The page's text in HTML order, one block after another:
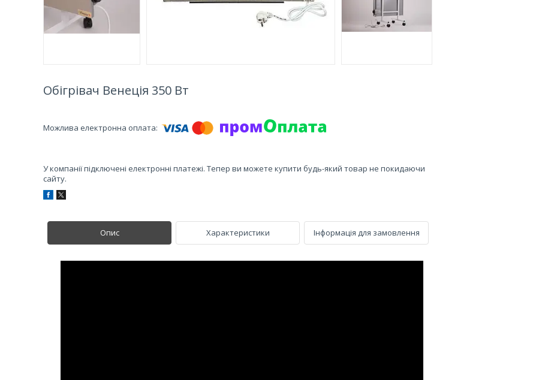
Обігрівач Венеція 350 Вт
У компанії підключені електронні платежі. Тепер ви можете купити будь-який товар не покидаючи
сайту.
Опис Характеристики Інформація для замовлення